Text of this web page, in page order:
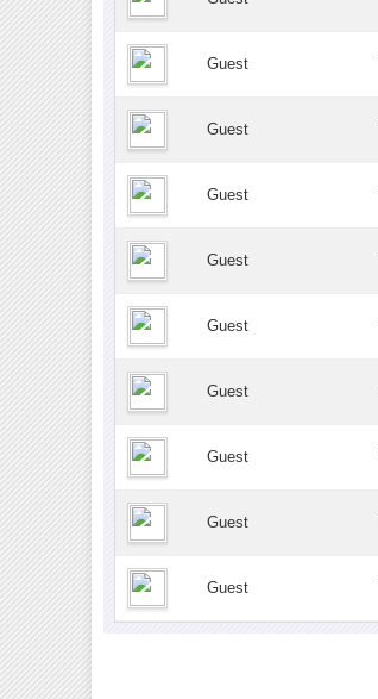
Guest
Guest
Guest
Guest
Guest
Guest
Guest
Guest
Guest